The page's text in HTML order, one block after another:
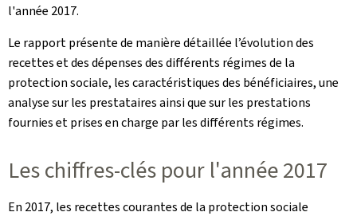
l'année 2017.
Le rapport présente de manière détaillée l’évolution des
recettes et des dépenses des différents régimes de la
protection sociale, les caractéristiques des bénéficiaires, une
analyse sur les prestataires ainsi que sur les prestations
fournies et prises en charge par les différents régimes.
Les chiffres-clés pour l'année 2017
En 2017, les recettes courantes de la protection sociale